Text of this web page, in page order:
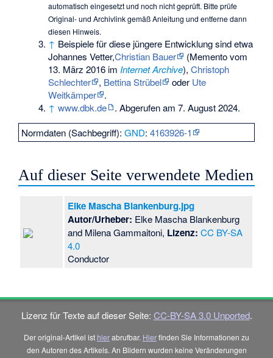
automatisch eingesetzt und noch nicht geprüft. Bitte prüfe
Original- und Archivlink gemäßAnleitung und entferne dann
diesen Hinweis.
↑ Beispiele für diese jüngere Entwicklung sind etwa
Johannes Vetter,Christian Bauer (Mementovom
13. März 2016 im Internet Archive),Christoph
Schlechter
, Bettina Strübel oder Ute
Weitkämper
.
↑ www.dbk.de
. Abgerufen am 7. August 2024.
Normdaten (Sachbegriff):GND:4163926-1
Auf dieser Seite verwendete Medien
Elke Mascha Blankenburg.jpg
Autor/Urheber: Elke Mascha Blankenburg
and Milena Gammaitoni, Lizenz: CC BY-SA
4.0
Conductor
Lizenz für Texte auf dieser Seite: CC-BY-SA 3.0 Unported.
Der original-Artikel ist hierabrufbar. Hierfinden Sie Informationen zu
den Autoren des Artikels. An Bildern wurden keine Veränderungen